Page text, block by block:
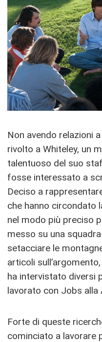
Non avendo relazioni
rivolto a Whiteley, un
talentuoso del suo
fosse interessato a
Deciso a
che hanno circondato
nel modo più preciso
messo su una
setacciare le
articoli
ha intervistato diversi
lavorato con Jobs alla
Forte di queste
cominciato a lavorare